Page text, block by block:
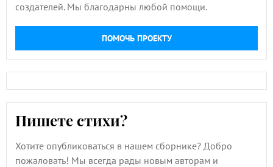
создателей. Мы благодарны любой помощи.
ПОМОЧЬ ПРОЕКТУ
Пишете стихи?
Хотите опубликоваться в нашем сборнике? Добро
пожаловать! Мы всегда рады новым авторам и